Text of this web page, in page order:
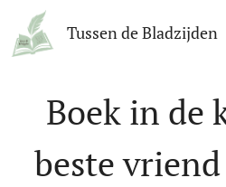
Tussen de Bladzijden
Boek in de
beste